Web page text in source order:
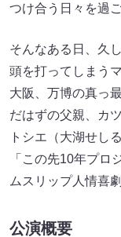
つけ合う日々を過
そんなある日、久
頭を打ってしまう
大阪、万博の真っ
だはずの父親、カ
トシエ（大湖せし
「この先10年プロ
ムスリップ人情喜
公演概要